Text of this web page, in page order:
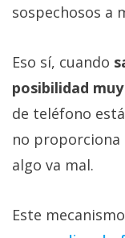
sospechosos a
Eso sí, cuando
posibilidad
de teléfono
no proporciona
algo va mal.
Este